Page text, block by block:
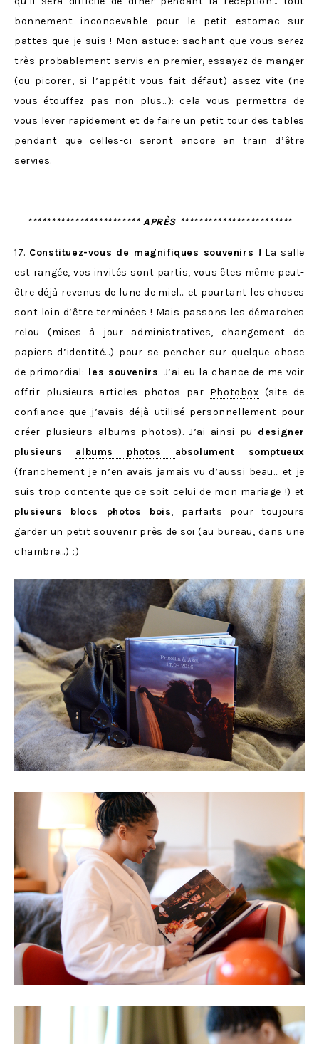
bonnement inconcevable pour le petit estomac sur
pattes que je suis ! Mon astuce: sachant que vous serez
très probablement servis en premier, essayez de manger
(ou picorer, si l’appétit vous fait défaut) assez vite (ne
vous étouffez pas non plus…): cela vous permettra de
vous lever rapidement et de faire un petit tour des tables
pendant que celles-ci seront encore en train d’être
servies.
************************ APRÈS ************************
17. Constituez-vous de magnifiques souvenirs ! La salle
est rangée, vos invités sont partis, vous êtes même peut-
être déjà revenus de lune de miel… et pourtant les choses
sont loin d’être terminées ! Mais passons les démarches
relou (mises à jour administratives, changement de
papiers d’identité…) pour se pencher sur quelque chose
de primordial: les souvenirs. J’ai eu la chance de me voir
offrir plusieurs articles photos par Photobox (site de
confiance que j’avais déjà utilisé personnellement pour
créer plusieurs albums photos). J’ai ainsi pu designer
plusieurs albums photos absolument somptueux
(franchement je n’en avais jamais vu d’aussi beau… et je
suis trop contente que ce soit celui de mon mariage !) et
plusieurs blocs photos bois, parfaits pour toujours
garder un petit souvenir près de soi (au bureau, dans une
chambre…) ;)